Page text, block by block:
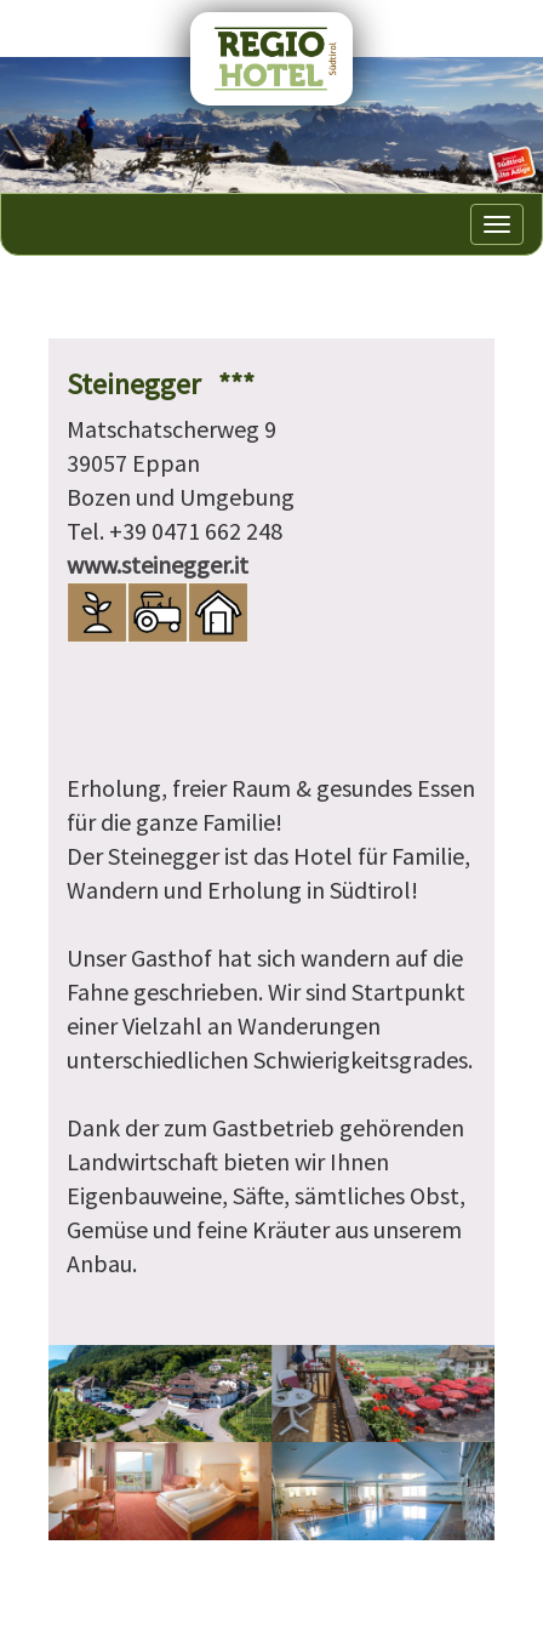
Steinegger ***
Matschatscherweg 9
39057 Eppan
Bozen und Umgebung
Tel. +39 0471 662 248
www.steinegger.it
Erholung, freier Raum & gesundes Essen
für die ganze Familie!
Der Steinegger ist das Hotel für Familie,
Wandern und Erholung in Südtirol!
Unser Gasthof hat sich wandern auf die
Fahne geschrieben. Wir sind Startpunkt
einer Vielzahl an Wanderungen
unterschiedlichen Schwierigkeitsgrades.
Dank der zum Gastbetrieb gehörenden
Landwirtschaft bieten wir Ihnen
Eigenbauweine, Säfte, sämtliches Obst,
Gemüse und feine Kräuter aus unserem
Anbau.